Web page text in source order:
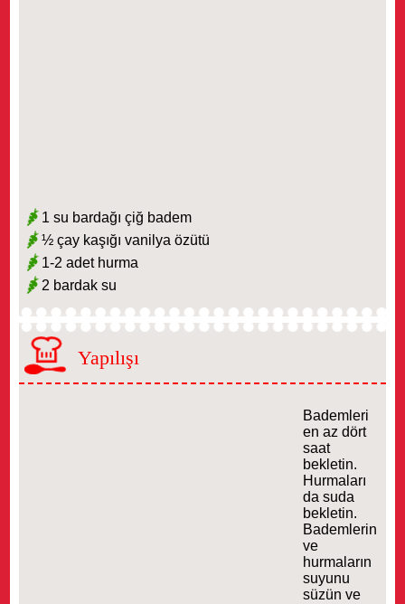
1 su bardağı çiğ badem
½ çay kaşığı vanilya özütü
1-2 adet hurma
2 bardak su
Yapılışı
Bademleri
en az dört
saat
bekletin.
Hurmaları
da suda
bekletin.
Bademlerin
ve
hurmaların
suyunu
süzün ve